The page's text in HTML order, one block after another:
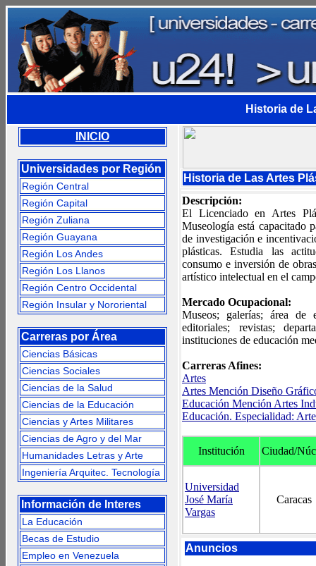
Historia de
INICIO
Universidades por Región
Región Central
Región Capital
Región Zuliana
Región Guayana
Región Los Andes
Región Los Llanos
Región Centro Occidental
Región Insular y Nororiental
Carreras por Área
Ciencias Básicas
Ciencias Sociales
Ciencias de la Salud
Ciencias de la Educación
Ciencias y Artes Militares
Ciencias de Agro y del Mar
Humanidades Letras y Arte
Ingeniería Arquitec. Tecnología
Información de Interes
La Educación
Becas de Estudio
Empleo en Venezuela
Historia de Las Artes
Descripción:
El Licenciado en Artes
Museología está capacitado
de investigación e
plásticas. Estudia las
consumo e inversión de
artístico intelectual en el
Mercado Ocupacional:
Museos; galerías; área de
editoriales; revistas;
instituciones de educación
Carreras Afines:
Artes
Artes Mención Diseño
Educación Mención Artes
Educación. Especialidad:
Institución Ciudad/
Universidad
José María
Vargas
Caracas
Anuncios